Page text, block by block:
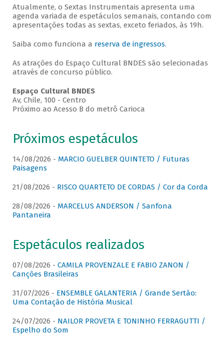
Atualmente, o Sextas Instrumentais apresenta uma
agenda variada de espetáculos semanais, contando com
apresentações todas as sextas, exceto feriados, às 19h.
Saiba como funciona a reserva de ingressos.
As atrações do Espaço Cultural BNDES são selecionadas
através de concurso público.
Espaço Cultural BNDES
Av, Chile, 100 - Centro
Próximo ao Acesso B do metrô Carioca
Próximos espetáculos
14/08/2026 - MARCIO GUELBER QUINTETO / Futuras
Paisagens
21/08/2026 - RISCO QUARTETO DE CORDAS / Cor da Corda
28/08/2026 - MARCELUS ANDERSON / Sanfona
Pantaneira
Espetáculos realizados
07/08/2026 - CAMILA PROVENZALE E FABIO ZANON /
Canções Brasileiras
31/07/2026 - ENSEMBLE GALANTERIA / Grande Sertão:
Uma Contação de História Musical
24/07/2026 - NAILOR PROVETA E TONINHO FERRAGUTTI /
Espelho do Som